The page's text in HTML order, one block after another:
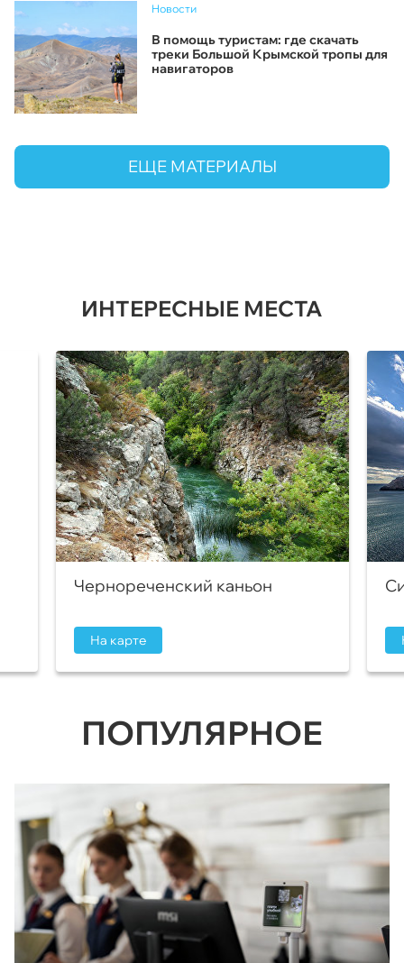
Новости
В помощь туристам: где скачать
треки Большой Крымской тропы для
навигаторов
ЕЩЕ МАТЕРИАЛЫ
ИНТЕРЕСНЫЕ МЕСТА
Чернореченский каньон
На карте
ПОПУЛЯРНОЕ